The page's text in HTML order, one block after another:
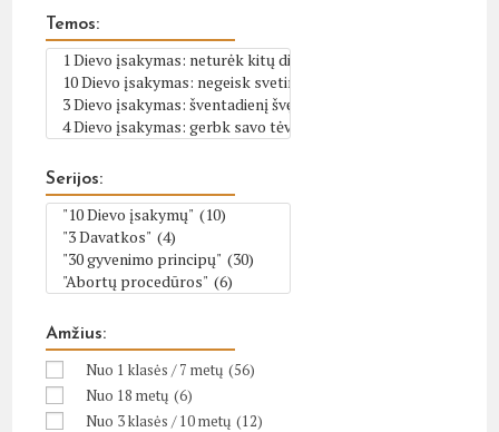
Temos:
Serijos:
Amžius:
Nuo 1 klasės / 7 metų (56)
Nuo 18 metų (6)
Nuo 3 klasės / 10 metų (12)